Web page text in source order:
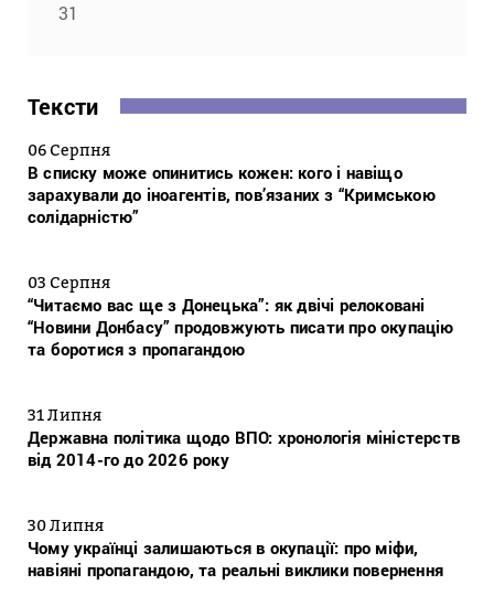
31
Тексти
06 Серпня
В списку може опинитись кожен: кого і навіщо
зарахували до іноагентів, пов’язаних з “Кримською
солідарністю”
03 Серпня
“Читаємо вас ще з Донецька”: як двічі релоковані
“Новини Донбасу” продовжують писати про окупацію
та боротися з пропагандою
31 Липня
Державна політика щодо ВПО: хронологія міністерств
від 2014-го до 2026 року
30 Липня
Чому українці залишаються в окупації: про міфи,
навіяні пропагандою, та реальні виклики повернення